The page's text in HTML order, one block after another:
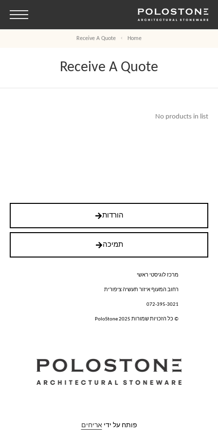
Home
Receive A Quote
Receive A Quote
No products in list
הורדות
תמיכה
מרכז לוגיסטי ראשי
רחוב המעוף איזור תעשיה ציפורית
072-395-3021
© כל הזכויות שמורות PoloStone 2025
פותח על ידיאריחים